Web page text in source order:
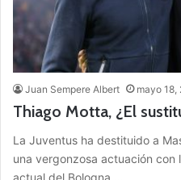
Juan Sempere Albert mayo 18,
Thiago Motta, ¿El
La Juventus ha destituido a
una vergonzosa actuación con
actual del Bologna,…